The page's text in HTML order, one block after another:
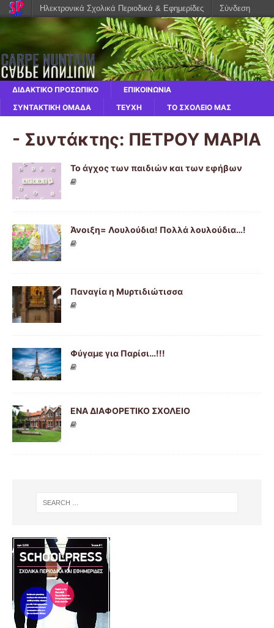
ΔΙΔΑΚΤΙΚΟ ΠΡΟΣΩΠΙΚΟ
ΕΠΙΚΟΙΝΩΝΙΑ
ΣΥΝΤΑΚΤΙΚΗ ΟΜΑΔΑ
ΤΕΥΧΗ ΤΟ ΣΧΟΛΕΙΟ ΜΑΣ
- Συντάκτης: ΠΕΤΡΟΥ ΜΑΡΙΑ
Το άγχος των παιδιών και των εφήβων
Άνοιξη= Λουλούδια! Πολλά λουλούδια…!
Παναγία η Μυρτιδιώτισσα
Φύγαμε για Παρίσι…!!!
ENA ΔΙΑΦΟΡΕΤΙΚΟ ΣΧΟΛΕΙΟ
Ηλεκτρονικά Σχολικά Περιοδικά & Εφημερίδες Σύνδεση